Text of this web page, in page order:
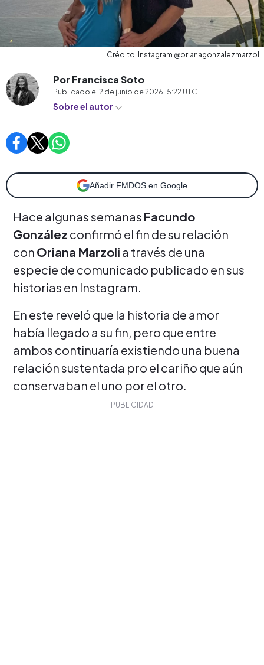
Crédito: Instagram @orianagonzalezmarzoli
Por Francisca Soto
Publicado el 2 de junio de 2026 15:22 UTC
Sobre el autor
Añadir FMDOS en Google
Hace algunas semanas Facundo
González confirmó el fin de su relación
con Oriana Marzoli a través de una
especie de comunicado publicado en sus
historias en Instagram.
En este reveló que la historia de amor
había llegado a su fin, pero que entre
ambos continuaría existiendo una buena
relación sustentada pro el cariño que aún
conservaban el uno por el otro.